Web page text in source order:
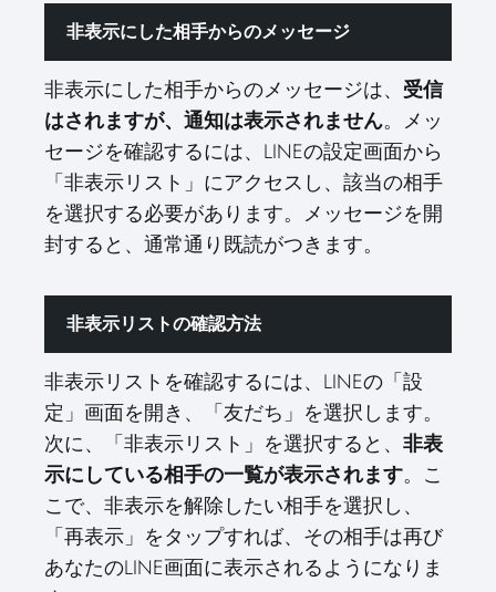
非表示にした相手からのメッセージ
非表示にした相手からのメッセージは、 受信
はされますが、通知は表示されません。メッ
セージを確認するには、LINEの設定画面から
「非表示リスト」にアクセスし、該当の相手
を選択する必要があります。メッセージを開
封すると、通常通り既読がつきます。
非表示リストの確認方法
非表示リストを確認するには、LINEの「設
定」画面を開き、「友だち」を選択します。
次に、「非表示リスト」を選択すると、 非表
示にしている相手の一覧が表示されます。こ
こで、非表示を解除したい相手を選択し、
「再表示」をタップすれば、その相手は再び
あなたのLINE画面に表示されるようになりま